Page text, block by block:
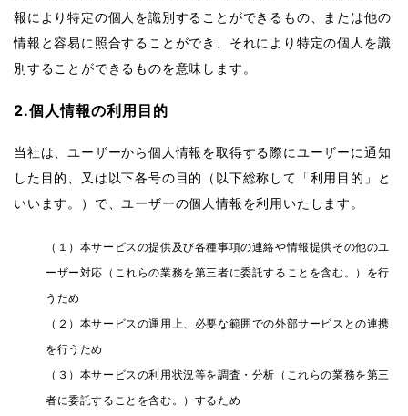
報により特定の個人を識別することができるもの、または他の
情報と容易に照合することができ、それにより特定の個人を識
別することができるものを意味します。
2.個人情報の利用目的
当社は、ユーザーから個人情報を取得する際にユーザーに通知
した目的、又は以下各号の目的（以下総称して「利用目的」と
いいます。）で、ユーザーの個人情報を利用いたします。
（１）本サービスの提供及び各種事項の連絡や情報提供その他のユ
ーザー対応（これらの業務を第三者に委託することを含む。）を行
うため
（２）本サービスの運用上、必要な範囲での外部サービスとの連携
を行うため
（３）本サービスの利用状況等を調査・分析（これらの業務を第三
者に委託することを含む。）するため